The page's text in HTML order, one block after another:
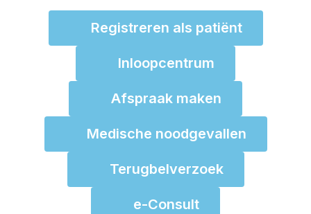
Registreren als patiënt
Inloopcentrum
Afspraak maken
Medische noodgevallen
Terugbelverzoek
e-Consult